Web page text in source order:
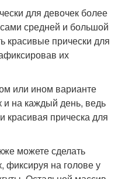
для девочек более
средней и большой
красивые прически для
их
или ином варианте
и на каждый день, ведь
красивая прическа для
можете сделать
фиксируя на голове у